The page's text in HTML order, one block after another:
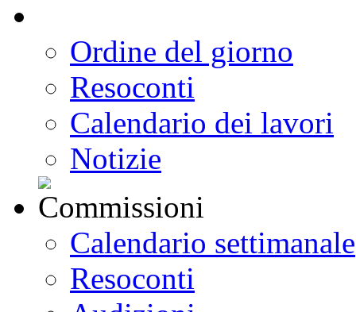
Ordine del giorno
Resoconti
Calendario dei lavori
Notizie
Calendario settimanale
Resoconti